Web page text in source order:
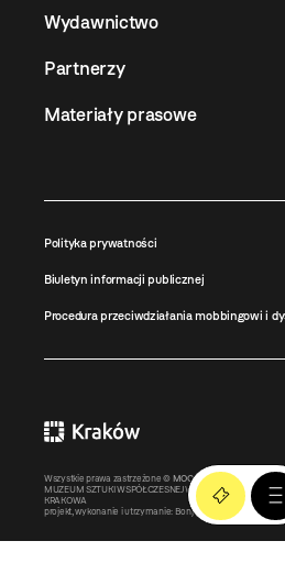
Wydawnictwo
Partnerzy
Materiały prasowe
Polityka prywatności
Biuletyn informacji publicznej
Procedura przeciwdziałania mobbingowi i
Wszystkie prawa zastrzeżone © MOCAK2011-2026
MUZEUM SZTUKI WSPÓŁCZESNEJ W KRAKOWIE MOCAK –
KRAKOWA
projekt, wykonanie i utrzymanie: Bonjour.pl